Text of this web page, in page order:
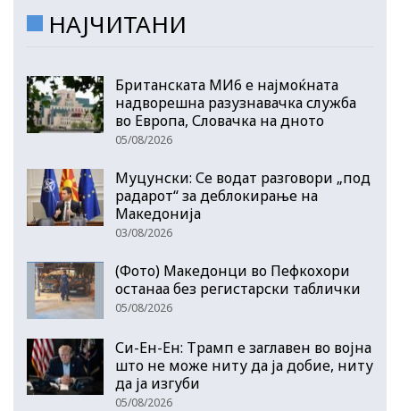
НАЈЧИТАНИ
Британската МИ6 е најмоќната
надворешна разузнавачка служба
во Европа, Словачка на дното
05/08/2026
Муцунски: Се водат разговори „под
радарот“ за деблокирање на
Македонија
03/08/2026
(Фото) Македонци во Пефкохори
останаа без регистарски таблички
05/08/2026
Си-Ен-Ен: Трамп е заглавен во војна
што не може ниту да ја добие, ниту
да ја изгуби
05/08/2026